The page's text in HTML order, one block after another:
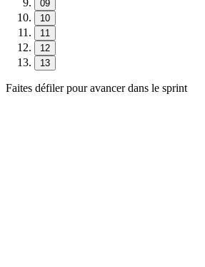
09
10
11
12
13
Faites défiler pour avancer dans le sprint